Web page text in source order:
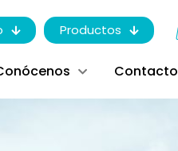
Productos
Contacto